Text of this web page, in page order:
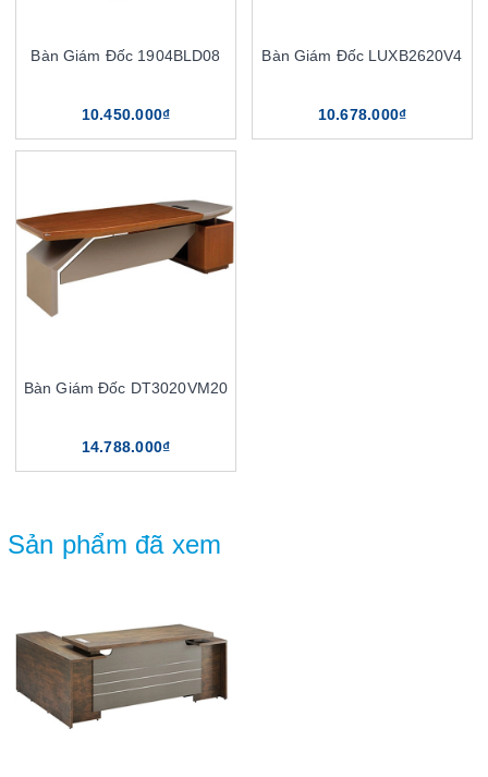
Bàn Giám Đốc 1904BLD08
10.450.000₫
Bàn Giám Đốc LUXB2620V4
10.678.000₫
Bàn Giám Đốc DT3020VM20
14.788.000₫
Sản phẩm đã xem